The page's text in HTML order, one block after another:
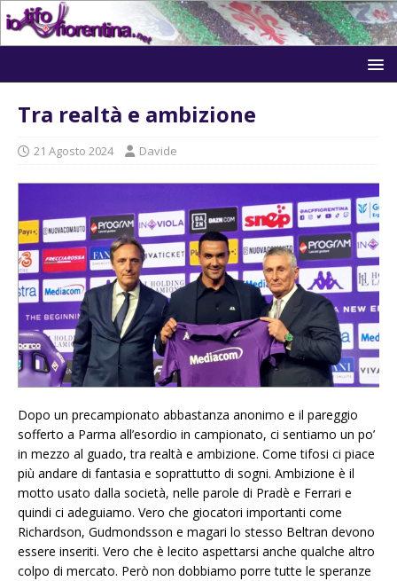
Tra realtà e ambizione
21 Agosto 2024 Davide
Dopo un precampionato abbastanza anonimo e il pareggio
sofferto a Parma all’esordio in campionato, ci sentiamo un po’
in mezzo al guado, tra realtà e ambizione. Come tifosi ci piace
più andare di fantasia e soprattutto di sogni. Ambizione è il
motto usato dalla società, nelle parole di Pradè e Ferrari e
quindi ci adeguiamo. Vero che giocatori importanti come
Richardson, Gudmondsson e magari lo stesso Beltran devono
essere inseriti. Vero che è lecito aspettarsi anche qualche altro
colpo di mercato. Però non dobbiamo porre tutte le speranze